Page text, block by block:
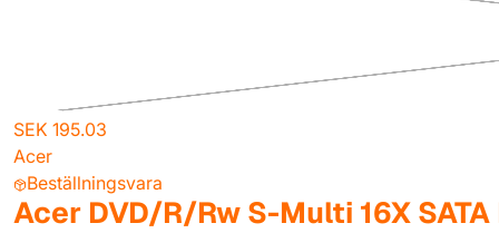
SEK 195.03
Acer
Beställningsvara
Acer DVD/R/Rw S-Multi 16X